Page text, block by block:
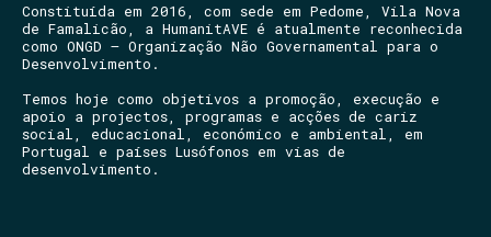
Constituída em 2016, com sede em Pedome, Vila Nova
de Famalicão, a HumanitAVE é atualmente reconhecida
como ONGD – Organização Não Governamental para o
Desenvolvimento.
Temos hoje como objetivos a promoção, execução e
apoio a projectos, programas e acções de cariz
social, educacional, económico e ambiental, em
Portugal e países Lusófonos em vias de
desenvolvimento.